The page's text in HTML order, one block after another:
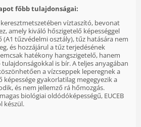
főbb tulajdonságai:
víztaszító, bevonat
amely kiváló hőszigetelő képességgel
(A1 tűzvédelmi osztály), tűz hatására nem
és hozzájárul a tűz terjedésének
hatékony hangszigetelő, hanem
is bír. A teljes anyagában
a vízcseppek leperegnek a
gyakorlatilag megegyezik a
és nem jellemző rá hőmozgás.
biológiai oldódóképességű, EUCEB
készül.